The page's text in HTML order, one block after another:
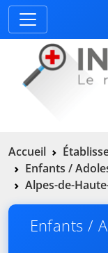
Accueil
Enfants /
Alpes-de-
Enfants /